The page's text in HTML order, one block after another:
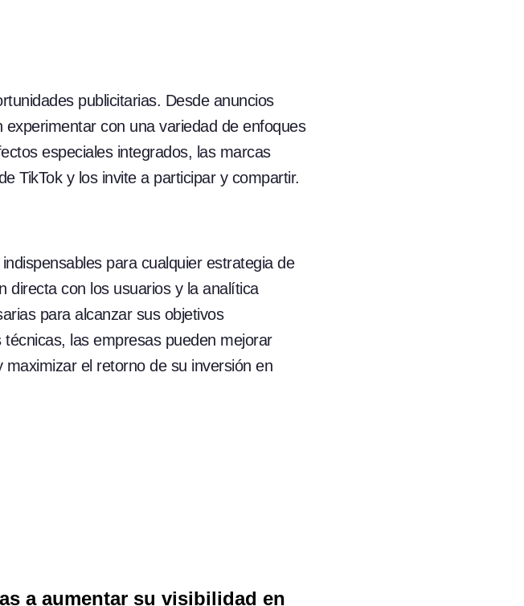
publicitarias. Desde anuncios
con una variedad de enfoques
especiales integrados, las marcas
TikTok y los invite a participar y compartir.
para cualquier estrategia de
directa con los usuarios y la analítica
para alcanzar sus objetivos
las empresas pueden mejorar
el retorno de su inversión en
a aumentar su visibilidad en